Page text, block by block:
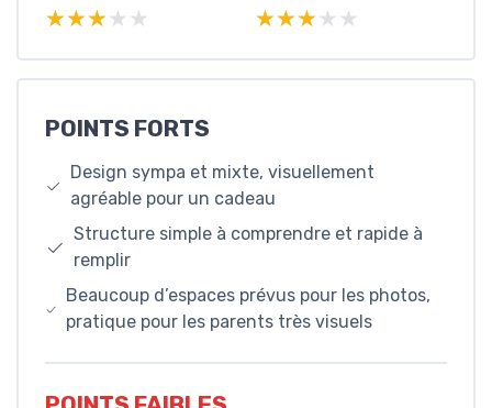
★★★★★
★★★★★ ★★★★★
★★★★★
POINTS FORTS
Design sympa et mixte, visuellement
agréable pour un cadeau
Structure simple à comprendre et rapide à
remplir
Beaucoup d’espaces prévus pour les photos,
pratique pour les parents très visuels